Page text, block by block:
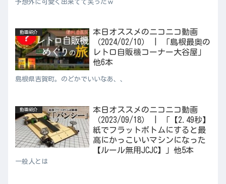
予想外に可愛く出来てて笑ったｗ
動画紹介
本日オススメのニコニコ動画
（2024/02/10） | 「島根最奥の
レトロ自販機コーナー大谷屋」
他6本
島根県吉賀町。のどかでいいなあ、、
動画紹介
本日オススメのニコニコ動画
（2023/09/18） | 「【2.49秒】
紙でフラットボトムにすると最
高にかっこいいマシンになった
【ルール無用JCJC】」他5本
一般人とは